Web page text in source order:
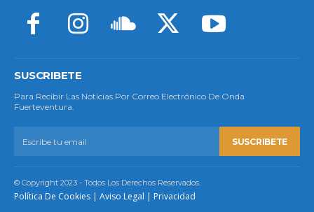
SUSCRIBETE
Para Recibir Las Noticias Por Correo Electrónico De Onda
Fuerteventura.
SUSCRIBETE
© Copyright 2023 - Todos Los Derechos Reservados.
Política De Cookies | Aviso Legal | Privacidad